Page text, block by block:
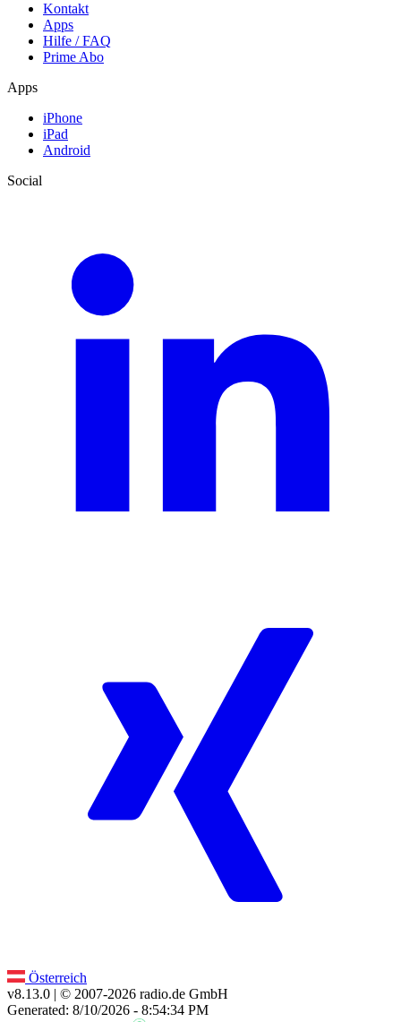
Kontakt
Apps
Hilfe / FAQ
Prime Abo
Apps
iPhone
iPad
Android
Social
Österreich
v8.13.0 | © 2007-2026 radio.de GmbH
Generated: 8/10/2026 - 8:54:34 PM